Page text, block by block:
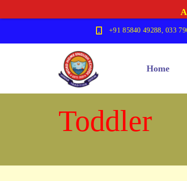
+91 85840 49288, 033
Home
Toddler